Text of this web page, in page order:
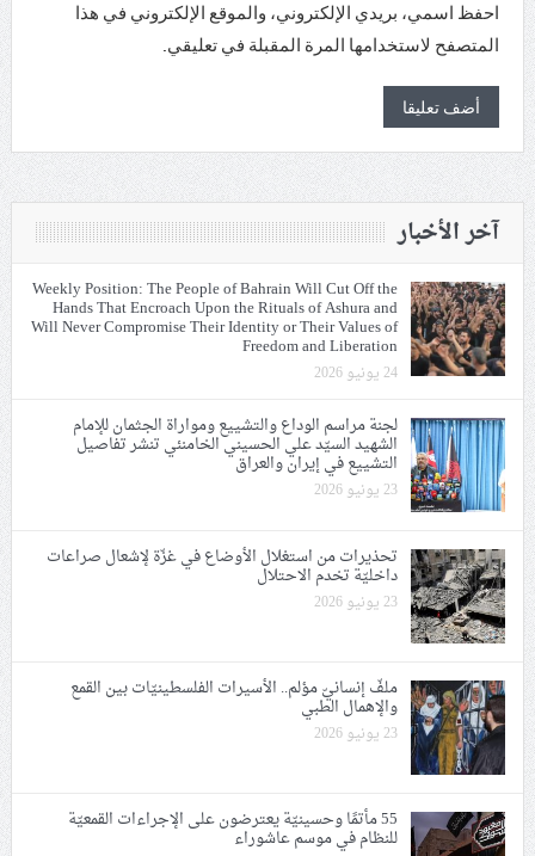
احفظ اسمي، بريدي الإلكتروني، والموقع الإلكتروني في هذا
المتصفح لاستخدامها المرة المقبلة في تعليقي.
آخر الأخبار
Weekly Position: The People of Bahrain Will Cut Off the
Hands That Encroach Upon the Rituals of Ashura and
Will Never Compromise Their Identity or Their Values of
Freedom and Liberation
24 يونيو 2026
لجنة مراسم الوداع والتشييع ومواراة الجثمان للإمام
الشهيد السيّد علي الحسيني الخامنئي تنشر تفاصيل
التشييع في إيران والعراق
23 يونيو 2026
تحذيرات من استغلال الأوضاع في غزّة لإشعال صراعات
داخليّة تخدم الاحتلال
23 يونيو 2026
ملفّ إنسانيّ مؤلم.. الأسيرات الفلسطينيّات بين القمع
والإهمال الطبي
23 يونيو 2026
55 مأتمًا وحسينيّة يعترضون على الإجراءات القمعيّة
للنظام في موسم عاشوراء